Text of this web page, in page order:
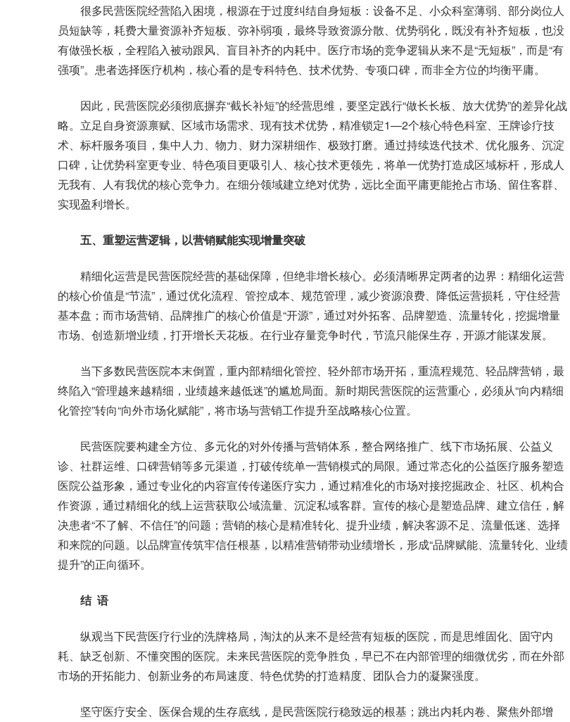
很多民营医院经营陷入困境，根源在于过度纠结自身短板：设备不足、小众科室薄弱、部分岗位人
员短缺等，耗费大量资源补齐短板、弥补弱项，最终导致资源分散、优势弱化，既没有补齐短板，也没
有做强长板，全程陷入被动跟风、盲目补齐的内耗中。医疗市场的竞争逻辑从来不是“无短板”，而是“有
强项”。患者选择医疗机构，核心看的是专科特色、技术优势、专项口碑，而非全方位的均衡平庸。
因此，民营医院必须彻底摒弃“截长补短”的经营思维，要坚定践行“做长长板、放大优势”的差异化战
略。立足自身资源禀赋、区域市场需求、现有技术优势，精准锁定1—2个核心特色科室、王牌诊疗技
术、标杆服务项目，集中人力、物力、财力深耕细作、极致打磨。通过持续迭代技术、优化服务、沉淀
口碑，让优势科室更专业、特色项目更吸引人、核心技术更领先，将单一优势打造成区域标杆，形成人
无我有、人有我优的核心竞争力。在细分领域建立绝对优势，远比全面平庸更能抢占市场、留住客群、
实现盈利增长。
五、重塑运营逻辑，以营销赋能实现增量突破
精细化运营是民营医院经营的基础保障，但绝非增长核心。必须清晰界定两者的边界：精细化运营
的核心价值是“节流”，通过优化流程、管控成本、规范管理，减少资源浪费、降低运营损耗，守住经营
基本盘；而市场营销、品牌推广的核心价值是“开源”，通过对外拓客、品牌塑造、流量转化，挖掘增量
市场、创造新增业绩，打开增长天花板。在行业存量竞争时代，节流只能保生存，开源才能谋发展。
当下多数民营医院本末倒置，重内部精细化管控、轻外部市场开拓，重流程规范、轻品牌营销，最
终陷入“管理越来越精细，业绩越来越低迷”的尴尬局面。新时期民营医院的运营重心，必须从“向内精细
化管控”转向“向外市场化赋能”，将市场与营销工作提升至战略核心位置。
民营医院要构建全方位、多元化的对外传播与营销体系，整合网络推广、线下市场拓展、公益义
诊、社群运维、口碑营销等多元渠道，打破传统单一营销模式的局限。通过常态化的公益医疗服务塑造
医院公益形象，通过专业化的内容宣传传递医疗实力，通过精准化的市场对接挖掘政企、社区、机构合
作资源，通过精细化的线上运营获取公域流量、沉淀私域客群。宣传的核心是塑造品牌、建立信任，解
决患者“不了解、不信任”的问题；营销的核心是精准转化、提升业绩，解决客源不足、流量低迷、选择
和来院的问题。以品牌宣传筑牢信任根基，以精准营销带动业绩增长，形成“品牌赋能、流量转化、业绩
提升”的正向循环。
结 语
纵观当下民营医疗行业的洗牌格局，淘汰的从来不是经营有短板的医院，而是思维固化、固守内
耗、缺乏创新、不懂突围的医院。未来民营医院的竞争胜负，早已不在内部管理的细微优劣，而在外部
市场的开拓能力、创新业务的布局速度、特色优势的打造精度、团队合力的凝聚强度。
坚守医疗安全、医保合规的生存底线，是民营医院行稳致远的根基；跳出内耗内卷、聚焦外部增